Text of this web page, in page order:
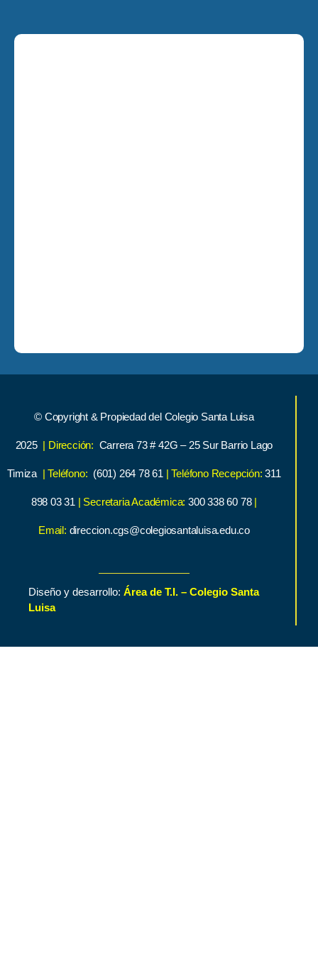
© Copyright & Propiedad del Colegio Santa Luisa
2025 | Dirección: Carrera 73 # 42G – 25 Sur Barrio Lago
Timiza | Teléfono: (601) 264 78 61 | Teléfono Recepción: 311
898 03 31 | Secretaria Académica:300 338 60 78
Email: direccion.cgs@colegiosantaluisa.edu.co
Diseño y desarrollo: Área de T.I. – Colegio Santa
Luisa